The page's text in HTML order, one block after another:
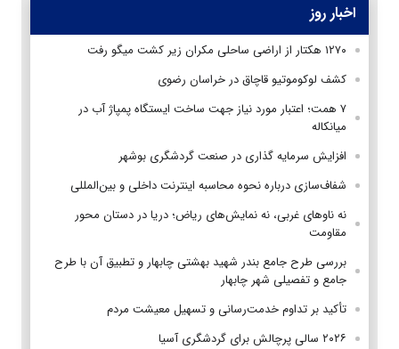
اخبار روز
۱۲۷۰ هکتار از اراضی ساحلی مکران زیر کشت میگو رفت
کشف لوکوموتیو قاچاق در خراسان رضوی
۷ همت؛ اعتبار مورد نیاز جهت ساخت ایستگاه پمپاژ آب در
میانکاله
افزایش سرمایه گذاری در صنعت گردشگری بوشهر
شفاف‌سازی درباره نحوه محاسبه اینترنت داخلی و بین‌المللی
نه ناوهای غربی، نه نمایش‌های ریاض؛ دریا در دستان محور
مقاومت
بررسی طرح جامع بندر شهید بهشتی چابهار و تطبیق آن با طرح
جامع و تفصیلی شهر چابهار
تأکید بر تداوم خدمت‌رسانی و تسهیل معیشت مردم
۲۰۲۶ سالی پرچالش برای گردشگری آسیا